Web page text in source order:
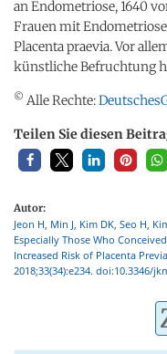
an Endometriose, 1640
Frauen mit
Placenta praevia. Vor
künstliche Befruchtung
© Alle Rechte:
Teilen Sie diesen
Autor:
Jeon H, Min J, Kim DK, Seo H,
Especially Those Who
Increased Risk of Placenta
2018;33(34):e234. doi:10.3346/